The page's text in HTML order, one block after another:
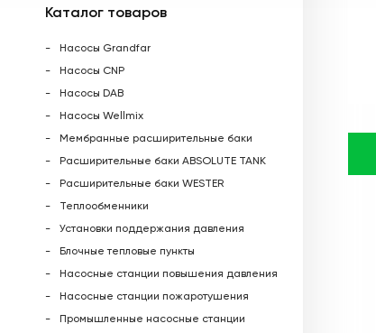
Каталог товаров
Насосы Grandfar
Насосы CNP
Насосы DAB
Насосы Wellmix
Мембранные расширительные баки
Расширительные баки ABSOLUTE TANK
Расширительные баки WESTER
Теплообменники
Установки поддержания давления
Блочные тепловые пункты
Насосные станции повышения давления
Насосные станции пожаротушения
Промышленные насосные станции